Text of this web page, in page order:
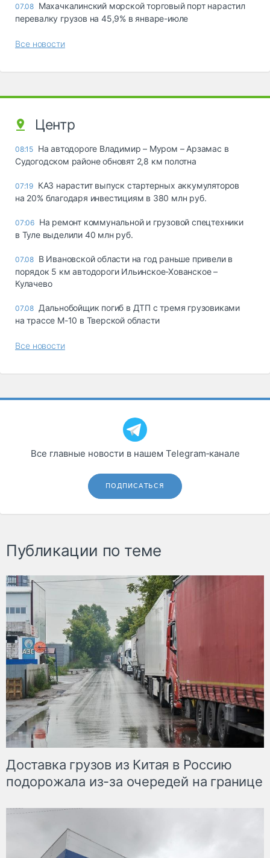
07.08 Махачкалинский морской торговый порт нарастил
перевалку грузов на 45,9% в январе-июле
Все новости
Центр
08:15 На автодороге Владимир – Муром – Арзамас в
Судогодском районе обновят 2,8 км полотна
07:19 КАЗ нарастит выпуск стартерных аккумуляторов
на 20% благодаря инвестициям в 380 млн руб.
07:06 На ремонт коммунальной и грузовой спецтехники
в Туле выделили 40 млн руб.
07.08 В Ивановской области на год раньше привели в
порядок 5 км автодороги Ильинское-Хованское –
Кулачево
07.08 Дальнобойщик погиб в ДТП с тремя грузовиками
на трассе М-10 в Тверской области
Все новости
Все главные новости в нашем Telegram‑канале
ПОДПИСАТЬСЯ
Публикации по теме
Доставка грузов из Китая в Россию
подорожала из-за очередей на границе